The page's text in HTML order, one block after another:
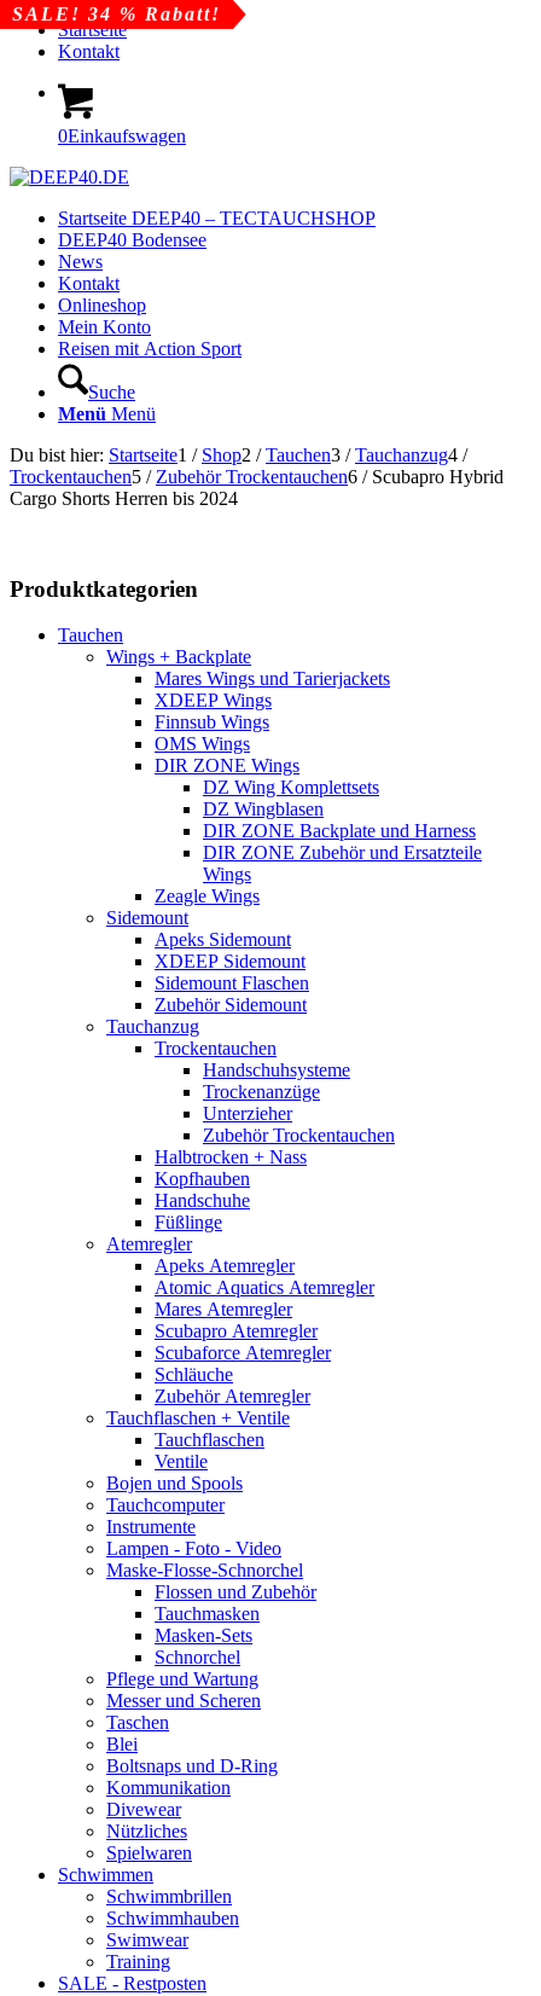
Startseite
Kontakt
0Einkaufswagen
Startseite DEEP40 – TECTAUCHSHOP
DEEP40 Bodensee
News
Kontakt
Onlineshop
Mein Konto
Reisen mit Action Sport
Suche
Menü Menü
Du bist hier: Startseite1 / Shop2 / Tauchen3 / Tauchanzug4 /
Trockentauchen5 / Zubehör Trockentauchen6 / Scubapro Hybrid
Cargo Shorts Herren bis 2024
SALE! 54 % Rabatt!
Produktkategorien
Tauchen
Wings + Backplate
Mares Wings und Tarierjackets
XDEEP Wings
Finnsub Wings
OMS Wings
DIR ZONE Wings
DZ Wing Komplettsets
DZ Wingblasen
DIR ZONE Backplate und Harness
DIR ZONE Zubehör und Ersatzteile
Wings
Zeagle Wings
Sidemount
Apeks Sidemount
XDEEP Sidemount
Sidemount Flaschen
Zubehör Sidemount
Tauchanzug
Trockentauchen
Handschuhsysteme
Trockenanzüge
Unterzieher
Zubehör Trockentauchen
Halbtrocken + Nass
Kopfhauben
Handschuhe
Füßlinge
Atemregler
Apeks Atemregler
Atomic Aquatics Atemregler
Mares Atemregler
Scubapro Atemregler
Scubaforce Atemregler
Schläuche
Zubehör Atemregler
Tauchflaschen + Ventile
Tauchflaschen
Ventile
Bojen und Spools
Tauchcomputer
Instrumente
Lampen - Foto - Video
Maske-Flosse-Schnorchel
Flossen und Zubehör
Tauchmasken
Masken-Sets
Schnorchel
Pflege und Wartung
Messer und Scheren
Taschen
Blei
Boltsnaps und D-Ring
Kommunikation
Divewear
Nützliches
Spielwaren
Schwimmen
Schwimmbrillen
Schwimmhauben
Swimwear
Training
SALE - Restposten
SALE! 34 % Rabatt!